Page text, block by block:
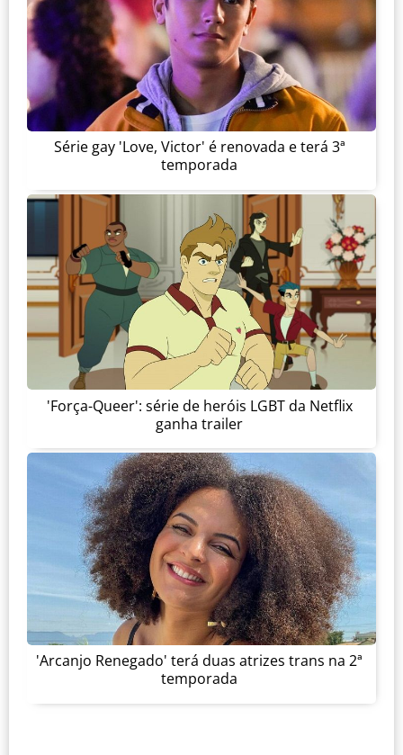
Série gay 'Love, Victor' é renovada e terá 3ª
temporada
'Força-Queer': série de heróis LGBT da Netflix
ganha trailer
'Arcanjo Renegado' terá duas atrizes trans na 2ª
temporada